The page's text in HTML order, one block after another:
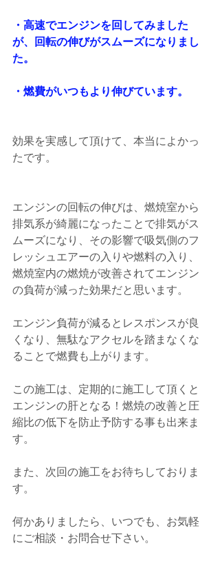
・高速でエンジンを回してみました
が、回転の伸びがスムーズになりまし
た。
・燃費がいつもより伸びています。
効果を実感して頂けて、本当によかっ
たです。
エンジンの回転の伸びは、燃焼室から
排気系が綺麗になったことで排気がス
ムーズになり、その影響で吸気側のフ
レッシュエアーの入りや燃料の入り、
燃焼室内の燃焼が改善されてエンジン
の負荷が減った効果だと思います。
エンジン負荷が減るとレスポンスが良
くなり、無駄なアクセルを踏まなくな
ることで燃費も上がります。
この施工は、定期的に施工して頂くと
エンジンの肝となる！燃焼の改善と圧
縮比の低下を防止予防する事も出来ま
す。
また、次回の施工をお待ちしておりま
す。
何かありましたら、いつでも、お気軽
にご相談・お問合せ下さい。